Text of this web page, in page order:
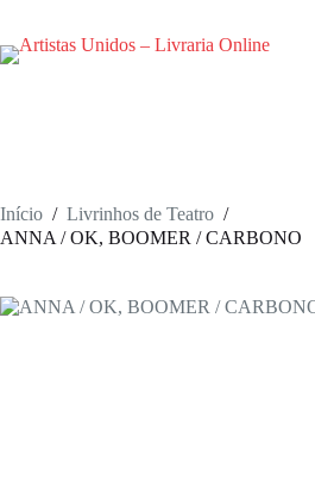
o
Início / Livrinhos de Teatro /
ANNA / OK, BOOMER / CARBONO